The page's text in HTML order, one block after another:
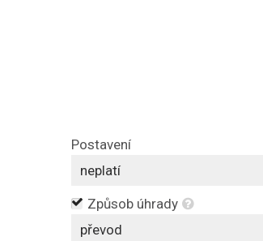
Postavení
neplatí
Způsob úhrady
převod